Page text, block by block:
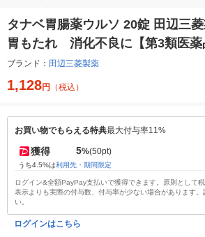
タナベ胃腸薬ウルソ 20錠 田辺三
胃もたれ 消化不良に【第3類医薬
ブランド： 田辺三菱製薬
1,128円 （税込）
お買い物でもらえる特典最大付与率11%
獲得 5%(50pt)
うち4.5%は利用先・期間限定
ログイン&全額PayPay支払いで獲得できます。原則として
表示よりも実際の付与数、付与率が少ない場合があります
い。
ログインはこちら